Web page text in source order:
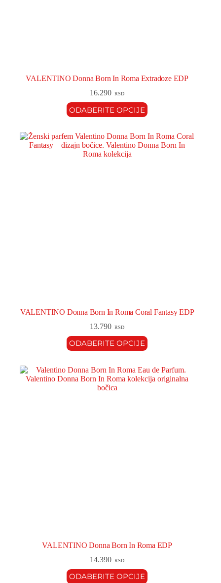
VALENTINO Donna Born In Roma Extradoze EDP
16.290 RSD
ODABERITE OPCIJE
VALENTINO Donna Born In Roma Coral Fantasy EDP
13.790 RSD
ODABERITE OPCIJE
VALENTINO Donna Born In Roma EDP
14.390 RSD
ODABERITE OPCIJE